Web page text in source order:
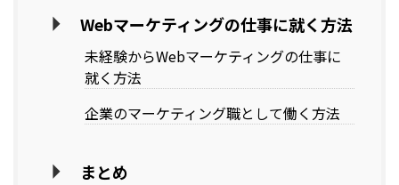
Webマーケティングの仕事に就く方法
未経験からWebマーケティングの仕事に
就く方法
企業のマーケティング職として働く方法
まとめ